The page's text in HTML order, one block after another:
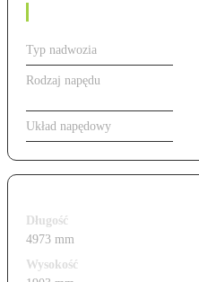
Typ nadwozia
Rodzaj napędu
Układ napędowy
Długość
4973 mm
Wysokość